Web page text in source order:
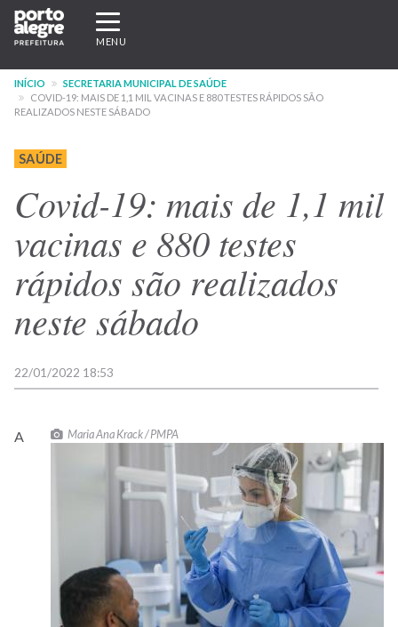
Pular
para
conteúdo
principal
Expandir/recolher
navegação
MENU
INÍCIO
SECRETARIA MUNICIPAL DE SAÚDE
COVID-19: MAIS DE 1,1 MIL VACINAS E 880 TESTES RÁPIDOS SÃO
REALIZADOS NESTE SÁBADO
SAÚDE
Covid-19: mais de 1,1 mil
vacinas e 880 testes
rápidos são realizados
neste sábado
22/01/2022 18:53
Maria Ana Krack / PMPA
A